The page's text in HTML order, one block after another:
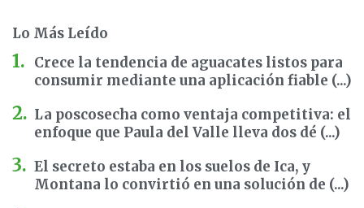
Lo Más Leído
Crece la tendencia de aguacates listos para
consumir mediante una aplicación fiable (...)
La poscosecha como ventaja competitiva: el
enfoque que Paula del Valle lleva dos dé (...)
El secreto estaba en los suelos de Ica, y
Montana lo convirtió en una solución de (...)